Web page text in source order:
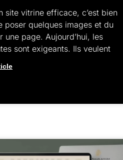
site vitrine efficace, c’est bien
poser quelques images et du
une page. Aujourd’hui, les
sont exigeants. Ils veulent